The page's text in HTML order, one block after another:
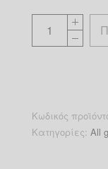
Κωδικός
Κατηγορίες: All